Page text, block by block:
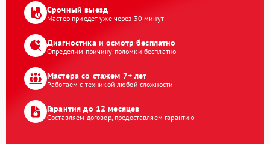
Срочный выезд
Мастер приедет уже через 30 минут
Диагностика и осмотр бесплатно
Определим причину поломки бесплатно
Мастера со стажем 7+ лет
Работаем с техникой любой сложности
Гарантия до 12 месяцев
Составляем договор, предоставляем гарантию